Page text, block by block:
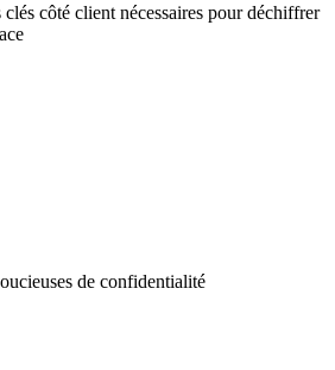
côté client nécessaires pour déchiffrer
de confidentialité